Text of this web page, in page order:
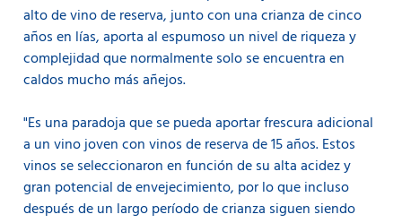
alto de vino de reserva, junto con una crianza de cinco
años en lías, aporta al espumoso un nivel de riqueza y
complejidad que normalmente solo se encuentra en
caldos mucho más añejos.
"Es una paradoja que se pueda aportar frescura adicional
a un vino joven con vinos de reserva de 15 años. Estos
vinos se seleccionaron en función de su alta acidez y
gran potencial de envejecimiento, por lo que incluso
después de un largo período de crianza siguen siendo